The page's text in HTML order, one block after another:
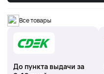
Все товары
До пункта выдачи за